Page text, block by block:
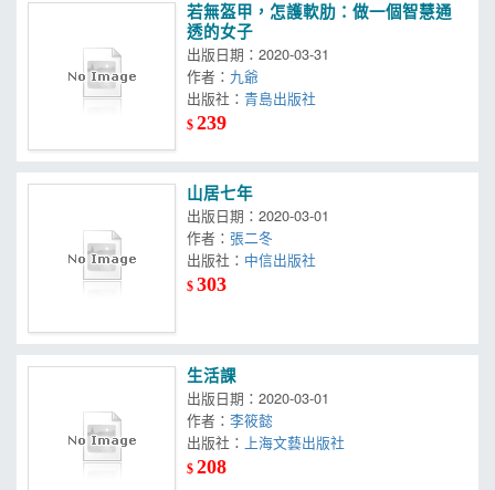
若無盔甲，怎護軟肋：做一個智慧通
透的女子
出版日期：2020-03-31
作者： 九爺
出版社：青島出版社
$239
山居七年
出版日期：2020-03-01
作者：張二冬
出版社： 中信出版社
$303
生活課
出版日期：2020-03-01
作者：李筱懿
出版社： 上海文藝出版社
$208